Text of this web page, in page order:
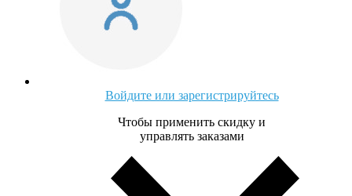
Войдите или зарегистрируйтесь
Чтобы применить скидку и
управлять заказами